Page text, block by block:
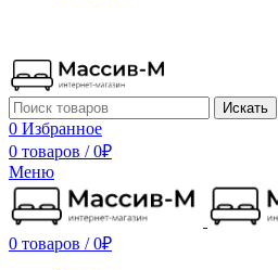
Искать
0 Избранное
0 товаров / 0₽
Меню
0 товаров / 0₽